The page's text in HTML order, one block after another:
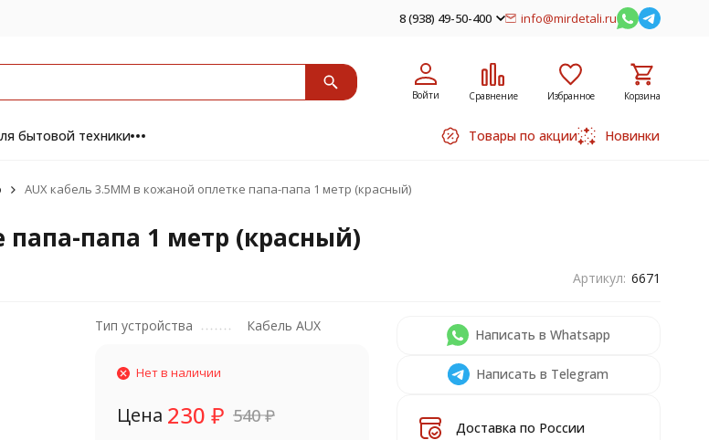
8 (938) 49-50-400 info@mirdetali.ru
Войти Сравнение Избранное Корзина
бытовой техники Товары по акции Новинки
AUX кабель 3.5MM в кожаной оплетке папа-папа 1 метр (красный)
папа-папа 1 метр (красный)
Артикул: 6671
Тип устройства Кабель AUX
Нет в наличии
Цена 230 ₽ 540₽
Написать в Whatsapp
Написать в Telegram
Доставка по России